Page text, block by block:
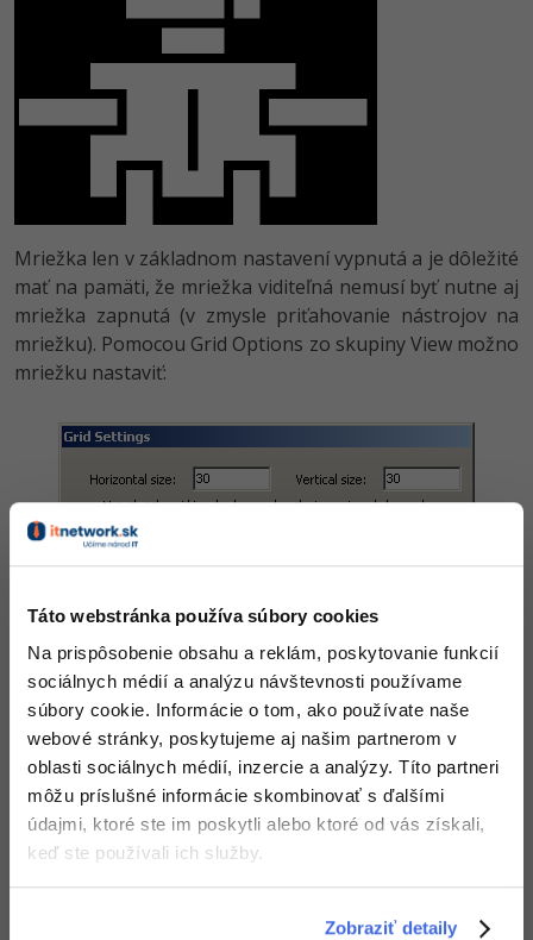
Táto webstránka používa súbory cookies
Na prispôsobenie obsahu a reklám, poskytovanie funkcií
sociálnych médií a analýzu návštevnosti používame
súbory cookie. Informácie o tom, ako používate naše
webové stránky, poskytujeme aj našim partnerom v
oblasti sociálnych médií, inzercie a analýzy. Títo partneri
môžu príslušné informácie skombinovať s ďalšími
údajmi, ktoré ste im poskytli alebo ktoré od vás získali,
keď ste používali ich služby.
Zobraziť detaily
Mriežka len v základnom nastavení vypnutá a je dôležité
mať na pamäti, že mriežka viditeľná nemusí byť nutne aj
mriežka zapnutá (v zmysle priťahovanie nástrojov na
mriežku). Pomocou Grid Options zo skupiny View možno
mriežku nastaviť:
Veľkosť dielikov mriežky vodorovne (Horizontal) a zvisle
(Vertical) je snáď jasné a ide len o vyskúšanie. Zatržítko
"Use exlusive or" je dobré, keď hrozí, že budeme kresliť
rovnakou farbou ako má mriežka. Konečne položka
"Snap to the grid" zapína priťahovanie na mriežku.
Všetko dobre skúste. Príkaz Show Preview (ukáž náhľad)
zobrazí malé okienko v dolnej časti farebnej palety s
náhľadom obrázku 1: 1 nezávisle na priblíženie v
editačné ploche. Môže to byť praktické pri jemných